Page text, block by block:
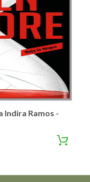
Indira Ramos -